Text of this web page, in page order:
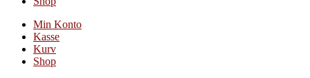
Min Konto
Kasse
Kurv
Shop